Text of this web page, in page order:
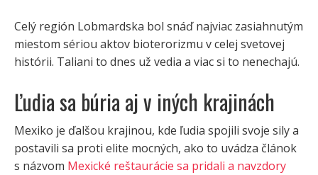
Celý región Lobmardska bol snáď najviac zasiahnutým
miestom sériou aktov bioterorizmu v celej svetovej
histórii. Taliani to dnes už vedia a viac si to nenechajú.
Ľudia sa búria aj v iných krajinách
Mexiko je ďalšou krajinou, kde ľudia spojili svoje sily a
postavili sa proti elite mocných, ako to uvádza článok
s názvom Mexické reštaurácie sa pridali a navzdory